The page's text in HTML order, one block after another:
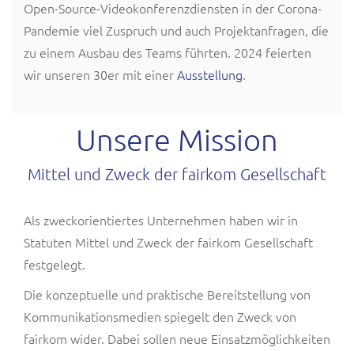
Open-Source-Videokonferenzdiensten in der Corona-
Pandemie viel Zuspruch und auch Projektanfragen, die
zu einem Ausbau des Teams führten. 2024 feierten
wir unseren 30er mit einerAusstellung.
Unsere Mission
Mittel und Zweck der fairkom Gesellschaft
Als zweckorientiertes Unternehmen haben wir in
Statuten Mittel und Zweck der fairkom Gesellschaft
festgelegt.
Die konzeptuelle und praktische Bereitstellung von
Kommunikationsmedien spiegelt den Zweck von
fairkom wider. Dabei sollen neue Einsatzmöglichkeiten